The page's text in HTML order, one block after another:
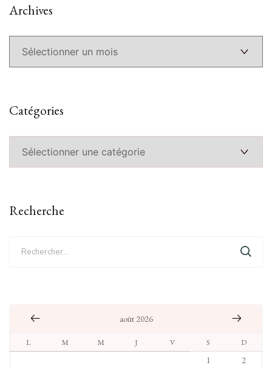
Archives
Catégories
Recherche
août 2026
L M M J V S
D
1
2